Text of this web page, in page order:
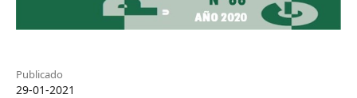
Publicado
29-01-2021